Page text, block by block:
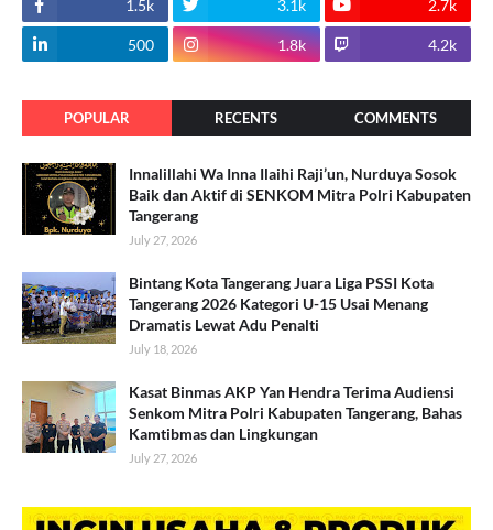
1.5k 3.1k 2.7k
500 1.8k 4.2k
POPULAR RECENTS COMMENTS
Innalillahi Wa Inna Ilaihi Raji’un, Nurduya Sosok
Baik dan Aktif di SENKOM Mitra Polri Kabupaten
Tangerang
July 27, 2026
Bintang Kota Tangerang Juara Liga PSSI Kota
Tangerang 2026 Kategori U-15 Usai Menang
Dramatis Lewat Adu Penalti
July 18, 2026
Kasat Binmas AKP Yan Hendra Terima Audiensi
Senkom Mitra Polri Kabupaten Tangerang, Bahas
Kamtibmas dan Lingkungan
July 27, 2026